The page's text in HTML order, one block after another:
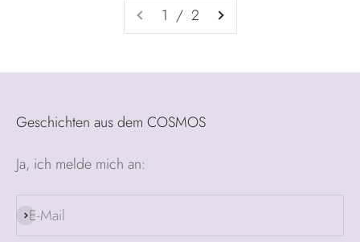
1 / 2
Geschichten aus dem COSMOS
Ja, ich melde mich an:
E-Mail
Abonnieren